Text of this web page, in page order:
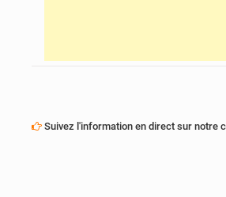
Suivez l'information en direct sur notre